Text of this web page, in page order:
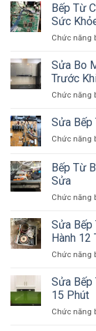
Bếp Từ
Sức
Chức năng
Sửa Bo
Trước
Chức năng
Sửa Bếp
Chức năng
Bếp Từ
Sửa
Chức năng
Sửa Bếp
Hành 12
Chức năng
Sửa Bếp
15 Phút
Chức năng